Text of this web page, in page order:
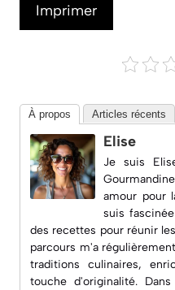
Imprimer
À propos Articles récents
Elise
Je suis
Gourmandine
amour pour
suis
des recettes pour réunir
parcours m'a
traditions culinaires,
touche d'originalité.